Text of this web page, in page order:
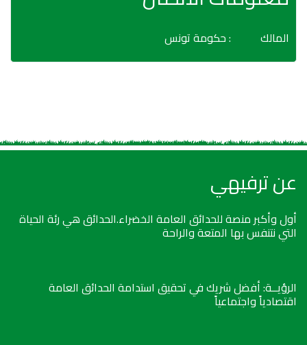
المالك : حكومة تونس
عن ترفيهي
أول وأكبر منصة للحدائق العامة الخضراء.الحدائق هي رئة الحياة
التي نتنفس بها المتعة والراحة
الرؤيــة: أفضل شريك في تحقيق استدامة الحدائق العامة
اقتصادياً واجتماعياً